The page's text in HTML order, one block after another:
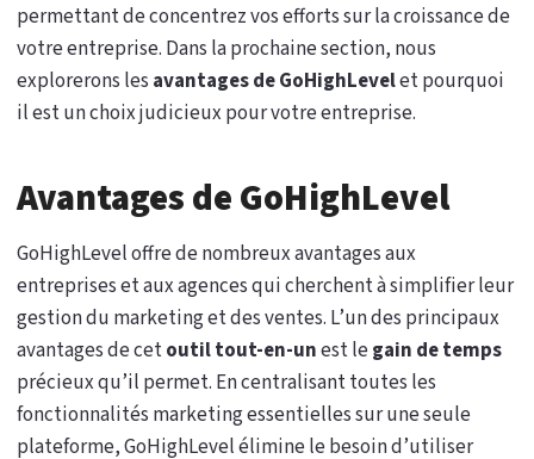
permettant de concentrez vos efforts sur la croissance de
votre entreprise. Dans la prochaine section, nous
explorerons les avantages de GoHighLevelet pourquoi
il est un choix judicieux pour votre entreprise.
Avantages de GoHighLevel
GoHighLevel offre de nombreux avantages aux
entreprises et aux agences qui cherchent à simplifier leur
gestion du marketing et des ventes. L’un des principaux
avantages de cetoutil tout-en-unest legain de temps
précieux qu’il permet. En centralisant toutes les
fonctionnalités marketing essentielles sur une seule
plateforme, GoHighLevel élimine le besoin d’utiliser